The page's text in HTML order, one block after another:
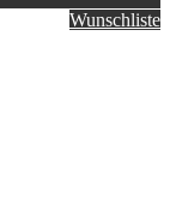
Wunschliste